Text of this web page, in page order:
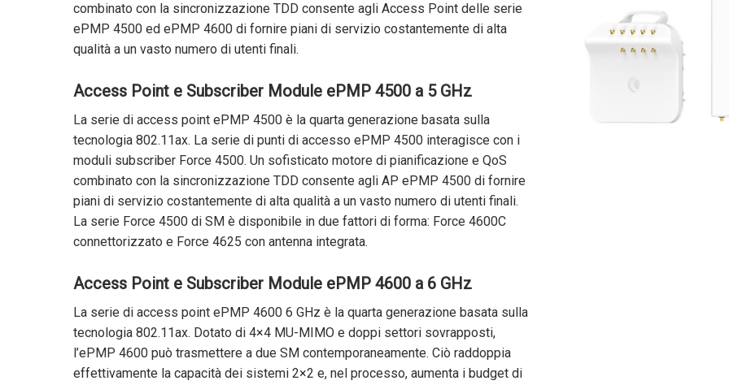
combinato con la sincronizzazione TDD consente agli Access Point delle serie
ePMP 4500 ed ePMP 4600 di fornire piani di servizio costantemente di alta
qualità a un vasto numero di utenti finali.
Access Point e Subscriber Module ePMP 4500 a 5 GHz
La serie di access point ePMP 4500 è la quarta generazione basata sulla
tecnologia 802.11ax. La serie di punti di accesso ePMP 4500 interagisce con i
moduli subscriber Force 4500. Un sofisticato motore di pianificazione e QoS
combinato con la sincronizzazione TDD consente agli AP ePMP 4500 di fornire
piani di servizio costantemente di alta qualità a un vasto numero di utenti finali.
La serie Force 4500 di SM è disponibile in due fattori di forma: Force 4600C
connettorizzato e Force 4625 con antenna integrata.
Access Point e Subscriber Module ePMP 4600 a 6 GHz
La serie di access point ePMP 4600 6 GHz è la quarta generazione basata sulla
tecnologia 802.11ax. Dotato di 4×4 MU-MIMO e doppi settori sovrapposti,
l’ePMP 4600 può trasmettere a due SM contemporaneamente. Ciò raddoppia
effettivamente la capacità dei sistemi 2×2 e, nel processo, aumenta i budget di